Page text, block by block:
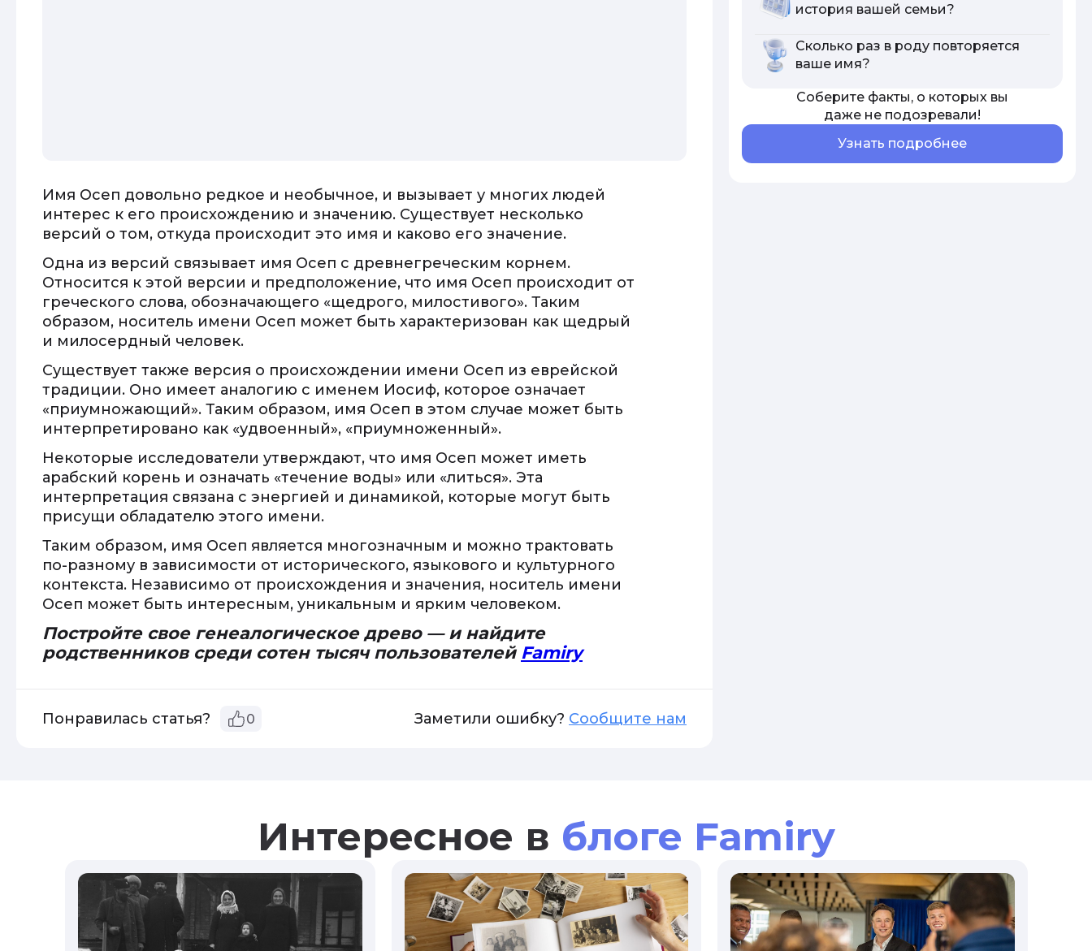
Имя Осеп довольно редкое и необычное, и вызывает у многих людей
интерес к его происхождению и значению. Существует несколько
версий о том, откуда происходит это имя и каково его значение.
Одна из версий связывает имя Осеп с древнегреческим корнем.
Относится к этой версии и предположение, что имя Осеп происходит от
греческого слова, обозначающего «щедрого, милостивого». Таким
образом, носитель имени Осеп может быть характеризован как щедрый
и милосердный человек.
Существует также версия о происхождении имени Осеп из еврейской
традиции. Оно имеет аналогию с именем Иосиф, которое означает
«приумножающий». Таким образом, имя Осеп в этом случае может быть
интерпретировано как «удвоенный», «приумноженный».
Некоторые исследователи утверждают, что имя Осеп может иметь
арабский корень и означать «течение воды» или «литься». Эта
интерпретация связана с энергией и динамикой, которые могут быть
присущи обладателю этого имени.
Таким образом, имя Осеп является многозначным и можно трактовать
по-разному в зависимости от исторического, языкового и культурного
контекста. Независимо от происхождения и значения, носитель имени
Осеп может быть интересным, уникальным и ярким человеком.
Постройте свое генеалогическое древо — и найдите
родственников среди сотен тысяч пользователей Famiry
Понравилась статья? 0 Заметили ошибку? Сообщите нам
история вашей семьи?
Сколько раз в роду повторяется
ваше имя?
Соберите факты, о которых вы
даже не подозревали!
Узнать подробнее
Интересное в блоге Famiry